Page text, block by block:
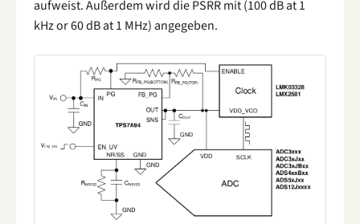
aufweist. Außerdem wird die PSRR mit (100 dB at 1
kHz or 60 dB at 1 MHz) angegeben.